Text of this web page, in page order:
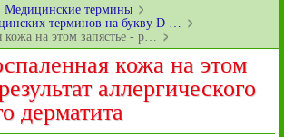
Медицинские термины
терминов на букву D …
кожа на этом запястье - р…
кожа на этом
аллергического
дерматита